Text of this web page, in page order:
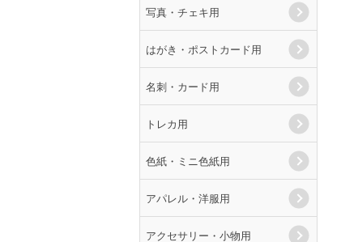
写真・チェキ用
はがき・ポストカード用
名刺・カード用
トレカ用
色紙・ミニ色紙用
アパレル・洋服用
アクセサリー・小物用